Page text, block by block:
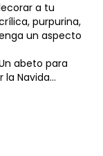
a tu
purpurina,
un aspecto
Un abeto para
Navida...